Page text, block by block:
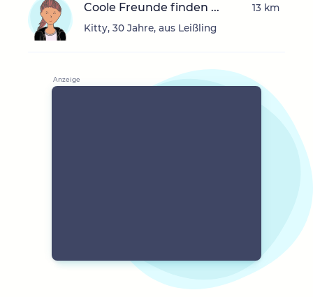
Coole Freunde finden ...
Kitty, 30 Jahre, aus Leißling
13 km